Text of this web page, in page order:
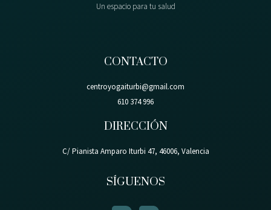
Un espacio para tu salud
CONTACTO
centroyogaiturbi@gmail.com
610 374 996
DIRECCIÓN
C/ Pianista Amparo Iturbi 47, 46006, Valencia
SÍGUENOS